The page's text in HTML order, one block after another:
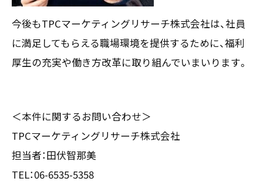
今後もTPCマーケティングリサーチ株式会社は、社員
に満足してもらえる職場環境を提供するために、福利
厚生の充実や働き方改革に取り組んでいまいります。
＜本件に関するお問い合わせ＞
TPCマーケティングリサーチ株式会社
担当者：田伏智那美
TEL：06-6535-5358